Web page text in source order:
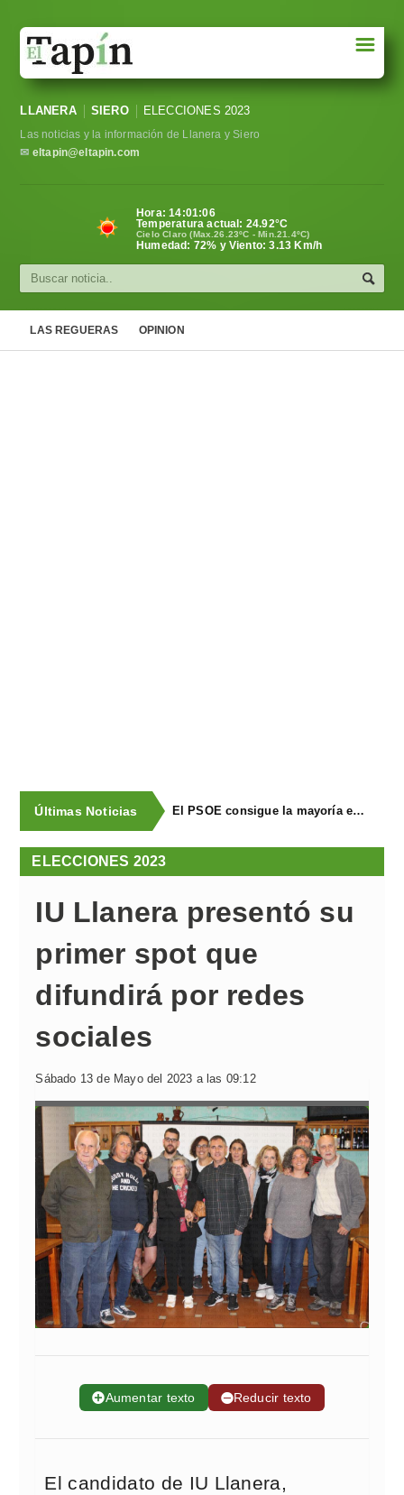
Sociedad
Política
Cultura
☰
LLANERA SIERO ELECCIONES 2023
Las noticias y la información de Llanera y Siero
✉ eltapin@eltapin.com
Hora:14:01:06
Temperatura actual: 24.92°C
Cielo Claro (Max.26.23ºC - Min.21.4ºC)
Humedad: 72% y Viento: 3.13 Km/h
LAS REGUERAS OPINION
Últimas Noticias El PSOE consigue la mayoría en Llanera y repite con ocho concejales
ELECCIONES 2023
IU Llanera presentó su
primer spot que
difundirá por redes
sociales
Sábado 13 de Mayo del 2023 a las 09:12
➕Aumentar texto ➖Reducir texto
El candidato de IU Llanera,